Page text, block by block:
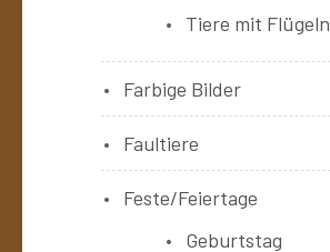
Tiere mit Flügeln
Farbige Bilder
Faultiere
Feste/Feiertage
Geburtstag